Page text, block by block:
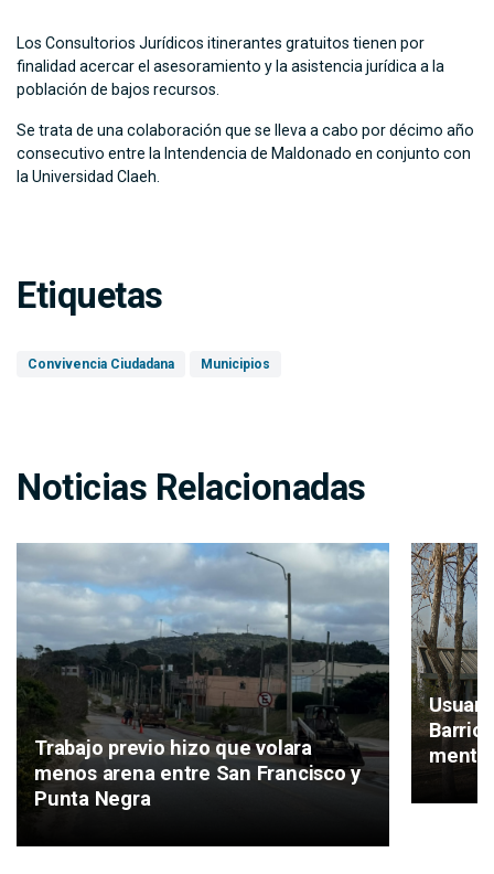
Los Consultorios Jurídicos itinerantes gratuitos tienen por
finalidad acercar el asesoramiento y la asistencia jurídica a la
población de bajos recursos.
Se trata de una colaboración que se lleva a cabo por décimo año
consecutivo entre la Intendencia de Maldonado en conjunto con
la Universidad Claeh.
Etiquetas
Convivencia Ciudadana Municipios
Noticias Relacionadas
Trabajo previo hizo que volara
menos arena entre San Francisco y
Punta Negra